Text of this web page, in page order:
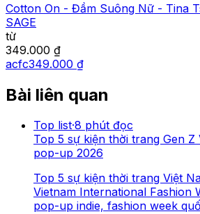
Cotton On - Đầm Suông Nữ - Tina
SAGE
từ
349.000 ₫
acfc349.000 ₫
Bài liên quan
Top list·8 phút đọc
Top 5 sự kiện thời trang Gen Z
pop-up 2026
Top 5 sự kiện thời trang Việt
Vietnam International Fashion
pop-up indie, fashion week